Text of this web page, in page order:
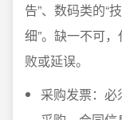
告”、数码类的“
细”。缺一不可
败或延误。
采购发票：